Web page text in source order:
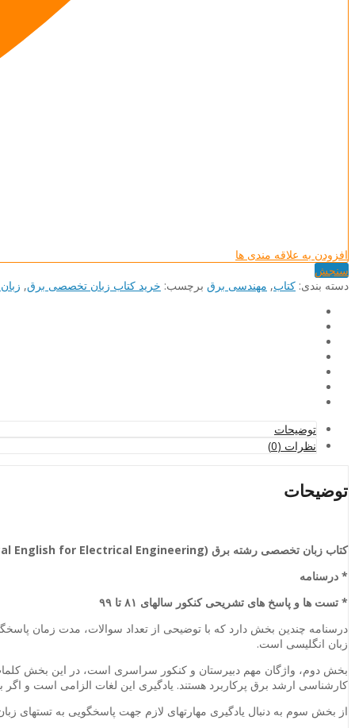
افزودن به علاقه مندی ها
سنجش
دسته بند‌ی: کتاب, مهندسی برق برچسب: خرید کتاب زبان تخصصی برق,
توضیحات
نظرات (0)
توضیحات
کتاب زبان تخصصی رشته برق (English for Electrical Engineering
* درسنامه
* تست­ ها و پاسخ ­های تشریحی کنکور سال­های ۸۱ تا ۹۹
درسنامه چندین بخش دارد که با توضیحی از تعداد سوالات، مدت زمان
زبان انگلیسی است.
بخش دوم، واژگان مهم دبیرستان و کنکور سراسری است، در این بخش
کارشناسی ارشد برق پرکاربرد هستند. یادگیری این لغات الزامی است و اگر
از بخش سوم به دنبال یادگیری مهارت­های لازم جهت پاسخگویی به تست­های